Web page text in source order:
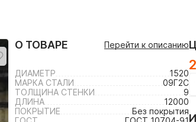
О ТОВАРЕ Перейти к описанию
ДИАМЕТР
1520
МАРКА СТАЛИ
09Г2С
ТОЛЩИНА СТЕНКИ
9
ДЛИНА
12000
ПОКРЫТИЕ
Без покрытия